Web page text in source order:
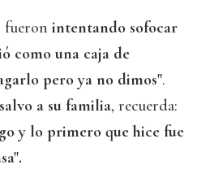
fueron intentando sofocar
como una caja de
pero ya no dimos".
a su familia, recuerda:
y lo primero que hice fue